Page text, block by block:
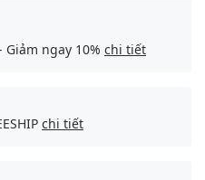
Giảm ngay 10% chi tiết
chi tiết